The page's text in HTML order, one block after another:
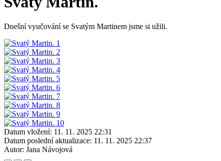
Dnešní vyučování se Svatým Martinem jsme si užili.
Datum vložení: 11. 11. 2025 22:31
Datum poslední aktualizace: 11. 11. 2025 22:37
Autor: Jana Návojová